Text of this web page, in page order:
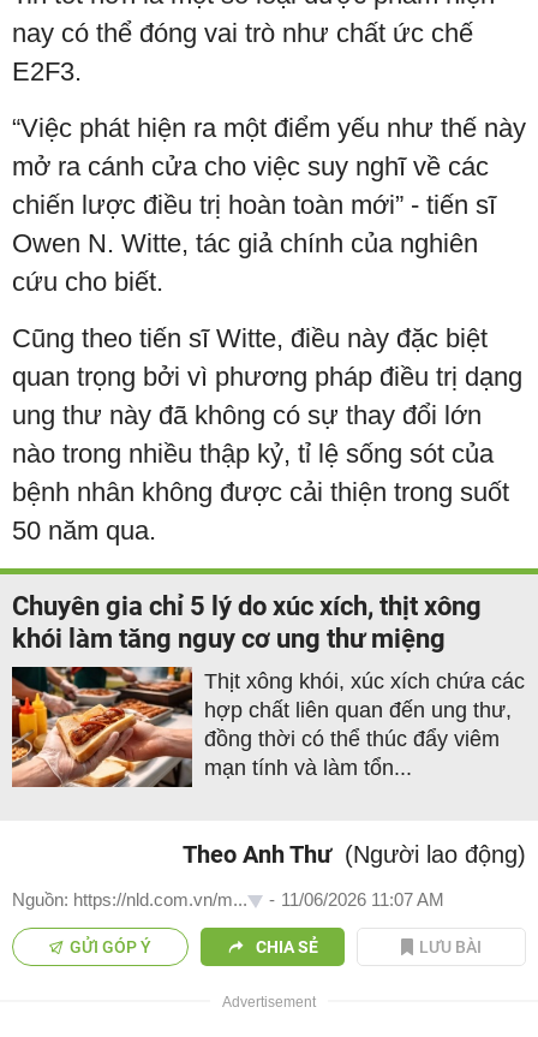
nay có thể đóng vai trò như chất ức chế
E2F3.
“Việc phát hiện ra một điểm yếu như thế này
mở ra cánh cửa cho việc suy nghĩ về các
chiến lược điều trị hoàn toàn mới” - tiến sĩ
Owen N. Witte, tác giả chính của nghiên
cứu cho biết.
Cũng theo tiến sĩ Witte, điều này đặc biệt
quan trọng bởi vì phương pháp điều trị dạng
ung thư này đã không có sự thay đổi lớn
nào trong nhiều thập kỷ, tỉ lệ sống sót của
bệnh nhân không được cải thiện trong suốt
50 năm qua.
Chuyên gia chỉ 5 lý do xúc xích, thịt xông
khói làm tăng nguy cơ ung thư miệng
Thịt xông khói, xúc xích chứa các
hợp chất liên quan đến ung thư,
đồng thời có thể thúc đẩy viêm
mạn tính và làm tổn...
Theo Anh Thư (Người lao động)
Nguồn: https://nld.com.vn/m... - 11/06/2026 11:07 AM
GỬI GÓP Ý CHIA SẺ LƯU BÀI